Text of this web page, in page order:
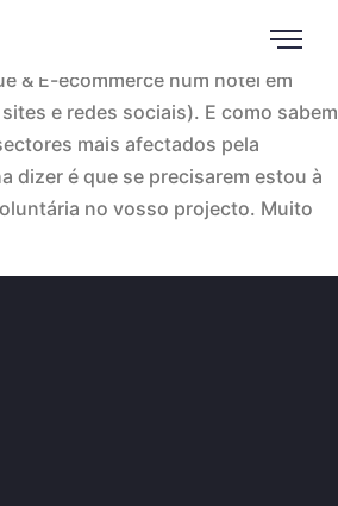
em Oeiras e trabalho em Lisboa.
seguimento de estar em Lay off
& E-ecommerce num hotel em
e redes sociais). E como sabem
mais afectados pela
dizer é que se precisarem estou à
no vosso projecto. Muito